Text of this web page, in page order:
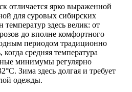
отличается ярко выраженной
для суровых сибирских
здесь велик: от
до вполне комфортного
периодом традиционно
средняя температура
минимумы регулярно
Зима здесь долгая и требует
одежды.